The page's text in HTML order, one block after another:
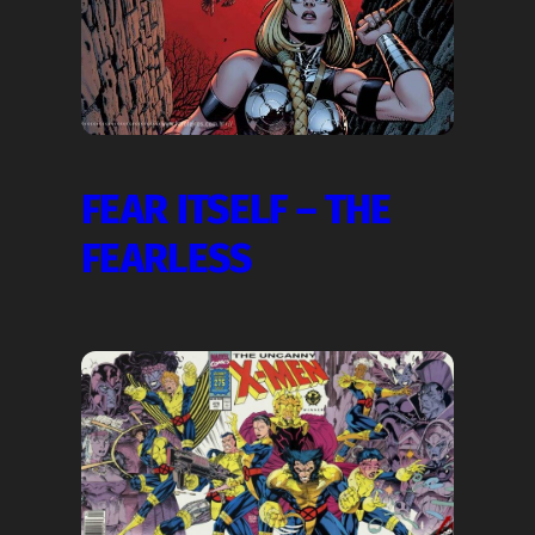
FEAR ITSELF – THE
FEARLESS